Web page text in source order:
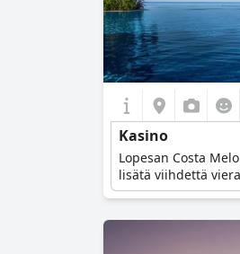
Kasino
Lopesan Costa
lisätä viihdettä